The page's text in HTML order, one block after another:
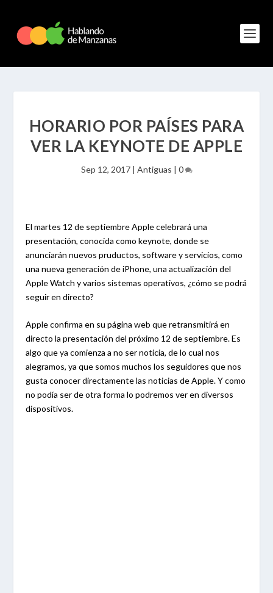
HORARIO POR PAÍSES PARA
VER LA KEYNOTE DE APPLE
Sep 12, 2017| Antiguas | 0
El martes 12 de septiembre Apple celebrará una
presentación, conocida como keynote, donde se
anunciarán nuevos pruductos, software y servicios, como
una nueva generación de iPhone, una actualización del
Apple Watch y varios sistemas operativos, ¿cómo se podrá
seguir en directo?
Apple confirma en su página web que retransmitirá en
directo la presentación del próximo 12 de septiembre. Es
algo que ya comienza a no ser noticia, de lo cual nos
alegramos, ya que somos muchos los seguidores que nos
gusta conocer directamente las noticias de Apple. Y como
no podía ser de otra forma lo podremos ver en diversos
dispositivos.